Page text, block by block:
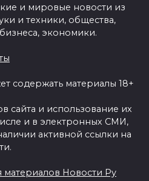
и мировые новости из
и техники, общества,
экономики.
содержать материалы 18+
сайта и использование их
и в электронных СМИ,
активной ссылки на
материалов Новости Ру